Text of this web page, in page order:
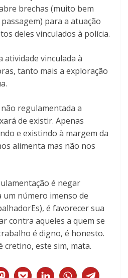
brechas (muito bem
para a atuação
deles vinculados à polícia.
atividade vinculada à
tanto mais a exploração
regulamentada a
de existir. Apenas
e existindo à margem da
alimenta mas não nos
é negar
um número imenso de
é favorecer sua
contra aqueles a quem se
é digno, é honesto.
cretino, este sim, mata.